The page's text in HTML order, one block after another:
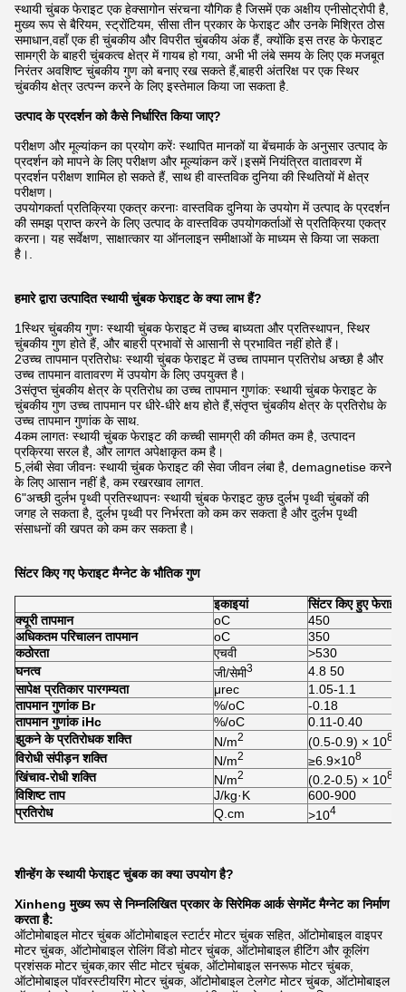
स्थायी चुंबक फेराइट एक हेक्सागोन संरचना यौगिक है जिसमें एक अक्षीय एनीसोट्रोपी है,
मुख्य रूप से बैरियम, स्ट्रोंटियम, सीसा तीन प्रकार के फेराइट और उनके मिश्रित ठोस
समाधान,वहाँ एक ही चुंबकीय और विपरीत चुंबकीय अंक हैं, क्योंकि इस तरह के फेराइट
सामग्री के बाहरी चुंबकत्व क्षेत्र में गायब हो गया, अभी भी लंबे समय के लिए एक मजबूत
निरंतर अवशिष्ट चुंबकीय गुण को बनाए रख सकते हैं,बाहरी अंतरिक्ष पर एक स्थिर
चुंबकीय क्षेत्र उत्पन्न करने के लिए इस्तेमाल किया जा सकता है.
उत्पाद के प्रदर्शन को कैसे निर्धारित किया जाए?
परीक्षण और मूल्यांकन का प्रयोग करेंः स्थापित मानकों या बेंचमार्क के अनुसार उत्पाद के
प्रदर्शन को मापने के लिए परीक्षण और मूल्यांकन करें।इसमें नियंत्रित वातावरण में
प्रदर्शन परीक्षण शामिल हो सकते हैं, साथ ही वास्तविक दुनिया की स्थितियों में क्षेत्र
परीक्षण।
उपयोगकर्ता प्रतिक्रिया एकत्र करनाः वास्तविक दुनिया के उपयोग में उत्पाद के प्रदर्शन
की समझ प्राप्त करने के लिए उत्पाद के वास्तविक उपयोगकर्ताओं से प्रतिक्रिया एकत्र
करना। यह सर्वेक्षण, साक्षात्कार या ऑनलाइन समीक्षाओं के माध्यम से किया जा सकता
है।.
हमारे द्वारा उत्पादित स्थायी चुंबक फेराइट के क्या लाभ हैं?
1स्थिर चुंबकीय गुणः स्थायी चुंबक फेराइट में उच्च बाध्यता और प्रतिस्थापन, स्थिर
चुंबकीय गुण होते हैं, और बाहरी प्रभावों से आसानी से प्रभावित नहीं होते हैं।
2उच्च तापमान प्रतिरोधः स्थायी चुंबक फेराइट में उच्च तापमान प्रतिरोध अच्छा है और
उच्च तापमान वातावरण में उपयोग के लिए उपयुक्त है।
3संतृप्त चुंबकीय क्षेत्र के प्रतिरोध का उच्च तापमान गुणांक: स्थायी चुंबक फेराइट के
चुंबकीय गुण उच्च तापमान पर धीरे-धीरे क्षय होते हैं,संतृप्त चुंबकीय क्षेत्र के प्रतिरोध के
उच्च तापमान गुणांक के साथ.
4कम लागतः स्थायी चुंबक फेराइट की कच्ची सामग्री की कीमत कम है, उत्पादन
प्रक्रिया सरल है, और लागत अपेक्षाकृत कम है।
5,लंबी सेवा जीवनः स्थायी चुंबक फेराइट की सेवा जीवन लंबा है, demagnetise करने
के लिए आसान नहीं है, कम रखरखाव लागत.
6"अच्छी दुर्लभ पृथ्वी प्रतिस्थापनः स्थायी चुंबक फेराइट कुछ दुर्लभ पृथ्वी चुंबकों की
जगह ले सकता है, दुर्लभ पृथ्वी पर निर्भरता को कम कर सकता है और दुर्लभ पृथ्वी
संसाधनों की खपत को कम कर सकता है।
सिंटर किए गए फेराइट मैग्नेट के भौतिक गुण
इकाइयां
सिंटर किए हुए फेराइट
क्यूरी तापमान
oC
450
अधिकतम परिचालन तापमान
oC
350
कठोरता
एचवी
>530
घनत्व
जी/सेमी3
4.8 50
सापेक्ष प्रतिकार पारगम्यता
μrec
1.05-1.1
तापमान गुणांक Br
%/oC
-0.18
तापमान गुणांक iHc
%/oC
0.11-0.40
झुकने के प्रतिरोधक शक्ति
N/m2 (0.5-0.9) × 108
विरोधी संपीड़न शक्ति N/m2 ≥6.9×108
खिंचाव-रोधी शक्ति N/m2 (0.2-0.5) × 108
विशिष्ट ताप J/kg·K
600-900
प्रतिरोध
Q.cm >104
शीन्हेंग के स्थायी फेराइट चुंबक का क्या उपयोग है?
Xinheng मुख्य रूप से निम्नलिखित प्रकार के सिरेमिक आर्क सेगमेंट मैग्नेट का निर्माण
करता है:
ऑटोमोबाइल मोटर चुंबक ऑटोमोबाइल स्टार्टर मोटर चुंबक सहित, ऑटोमोबाइल वाइपर
मोटर चुंबक, ऑटोमोबाइल रोलिंग विंडो मोटर चुंबक, ऑटोमोबाइल हीटिंग और कूलिंग
प्रशंसक मोटर चुंबक,कार सीट मोटर चुंबक, ऑटोमोबाइल सनरूफ मोटर चुंबक,
ऑटोमोबाइल पॉवरस्टीयरिंग मोटर चुंबक, ऑटोमोबाइल टेलगेट मोटर चुंबक, ऑटोमोबाइल